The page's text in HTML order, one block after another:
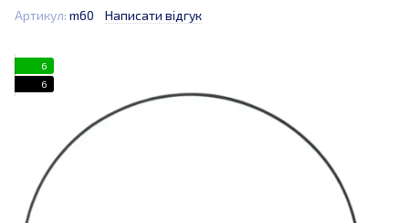
Артикул: m60 Написати відгук
6
6